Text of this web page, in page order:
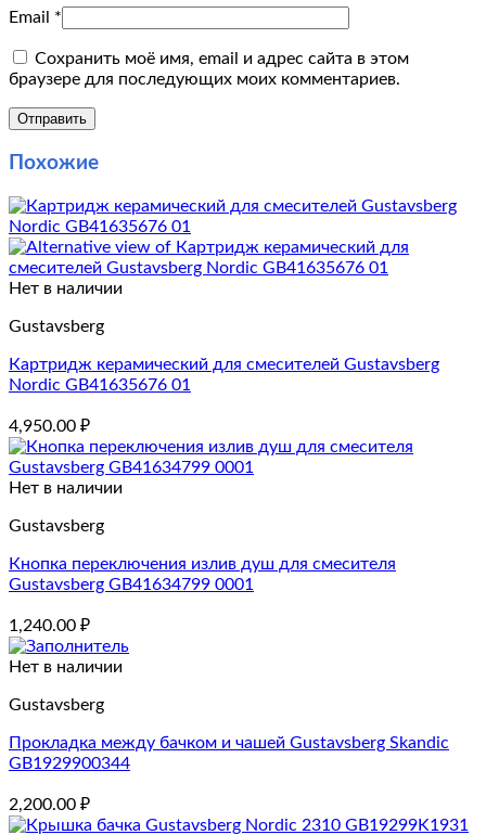
Email *
Сохранить моё имя, email и адрес сайта в этом
браузере для последующих моих комментариев.
Похожие
Нет в наличии
Gustavsberg
Картридж керамический для смесителей Gustavsberg
Nordic GB41635676 01
4,950.00 ₽
Нет в наличии
Gustavsberg
Кнопка переключения излив душ для смесителя
Gustavsberg GB41634799 0001
1,240.00 ₽
Нет в наличии
Gustavsberg
Прокладка между бачком и чашей Gustavsberg Skandic
GB1929900344
2,200.00 ₽